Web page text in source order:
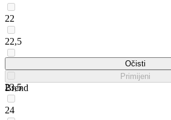
22
22,5
23,5
24
Očisti
Primijeni
Brend